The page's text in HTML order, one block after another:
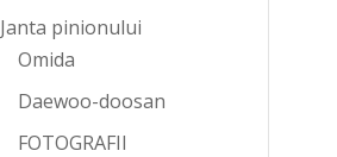
Janta pinionului
Omida
Daewoo-doosan
FOTOGRAFII